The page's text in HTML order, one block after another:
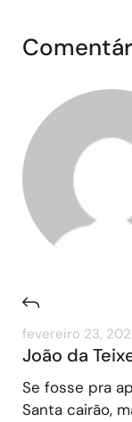
fevereiro 23,
João da
Se fosse pra
Santa cairão,